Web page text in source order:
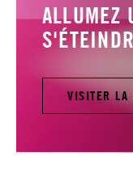
ALLUMEZ
VISITER LA